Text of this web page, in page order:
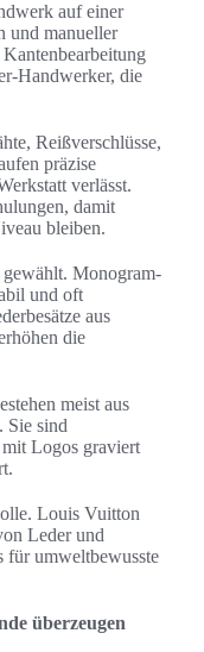
auf einer
und manueller
Handwerker, die
Reißverschlüsse,
präzise
verlässt.
damit
bleiben.
Monogram-
und oft
aus
die
meist aus
Sie sind
Logos graviert
Louis Vuitton
Leder und
für umweltbewusste
überzeugen